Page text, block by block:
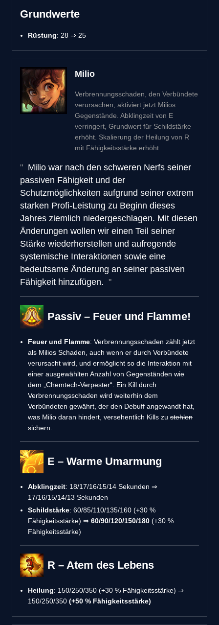
Grundwerte
Rüstung: 28 ⇒ 25
Milio
Verbrennungsschaden, den Verbündete
verursachen, aktiviert jetzt Milios
Gegenstände. Abklingzeit von E
verringert, Grundwert für Schildstärke
erhöht. Skalierung der Heilung von R
mit Fähigkeitsstärke erhöht.
Milio war nach den schweren Nerfs seiner
passiven Fähigkeit und der
Schutzmöglichkeiten aufgrund seiner extrem
starken Profi-Leistung zu Beginn dieses
Jahres ziemlich niedergeschlagen. Mit diesen
Änderungen wollen wir einen Teil seiner
Stärke wiederherstellen und aufregende
systemische Interaktionen sowie eine
bedeutsame Änderung an seiner passiven
Fähigkeit hinzufügen.
Passiv – Feuer und Flamme!
Feuer und Flamme: Verbrennungsschaden zählt jetzt
als Milios Schaden, auch wenn er durch Verbündete
verursacht wird, und ermöglicht so die Interaktion mit
einer ausgewählten Anzahl von Gegenständen wie
dem „Chemtech-Verpester“. Ein Kill durch
Verbrennungsschaden wird weiterhin dem
Verbündeten gewährt, der den Debuff angewandt hat,
was Milio daran hindert, versehentlich Kills zu stehlen
sichern.
E – Warme Umarmung
Abklingzeit: 18/17/16/15/14 Sekunden ⇒
17/16/15/14/13 Sekunden
Schildstärke: 60/85/110/135/160 (+30 %
Fähigkeitsstärke) ⇒ 60/90/120/150/180 (+30 %
Fähigkeitsstärke)
R – Atem des Lebens
Heilung: 150/250/350 (+30 % Fähigkeitsstärke) ⇒
150/250/350 (+50 % Fähigkeitsstärke)